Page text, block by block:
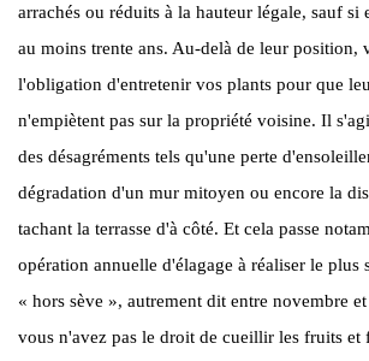
arrachés ou réduits à la hauteur légale, sauf si
au moins trente ans. Au-delà de leur position,
l'obligation d'entretenir vos plants pour que
n'empiètent pas sur la propriété voisine. Il
des désagréments tels qu'une perte
dégradation d'un mur mitoyen ou encore la
tachant la ter­rasse d'à côté. Et cela passe
opération annuelle d'élagage à réaliser le plus
« hors sève », autrement dit entre novembre
vous n'avez pas le droit de cueillir les fruits et